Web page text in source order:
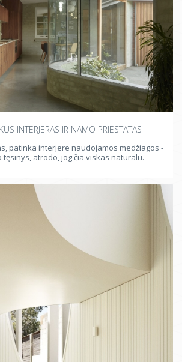
INTERJERAS IR NAMO PRIESTATAS
patinka interjere naudojamos medžiagos -
tęsinys, atrodo, jog čia viskas natūralu.